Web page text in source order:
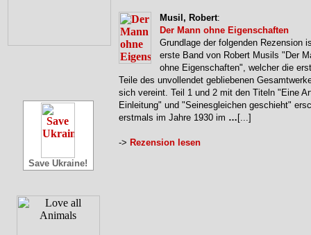
Save Ukraine!
Musil, Robert:
Der Mann ohne Eigenschaften
Grundlage der folgenden Rezension
erste Band von Robert Musils "Der
ohne Eigenschaften", welcher die
Teile des unvollendet gebliebenen
sich vereint. Teil 1 und 2 mit den Titeln "Eine
Einleitung" und "Seinesgleichen geschieht"
erstmals im Jahre 1930 im … [...]
-> Rezension lesen